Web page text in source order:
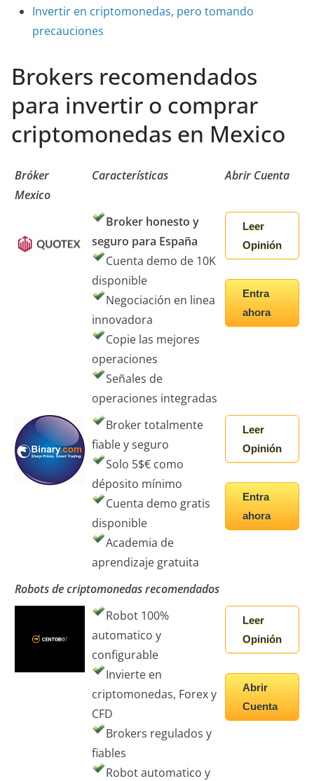
Invertir en criptomonedas, pero tomando
precauciones
Brokers recomendados
para invertir o comprar
criptomonedas en Mexico
Bróker
Mexico
Características Abrir Cuenta
Broker honesto y
seguro para España
Cuenta demo de 10K
disponible
Negociación en linea
innovadora
Copie las mejores
operaciones
Señales de
operaciones integradas
Leer
Opinión
Entra
ahora
Broker totalmente
fiable y seguro
Solo 5$€ como
déposito mínimo
Cuenta demo gratis
disponible
Academia de
aprendizaje gratuita
Leer
Opinión
Entra
ahora
Robots de criptomonedas recomendados
Robot 100%
automatico y
configurable
Invierte en
criptomonedas, Forex y
CFD
Brokers regulados y
fiables
Robot automatico y
Leer
Opinión
Abrir
Cuenta